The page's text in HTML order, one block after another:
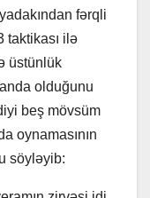
fərqli
taktikası ilə
üstünlük
olduğunu
beş mövsüm
oynamasının
söyləyib: